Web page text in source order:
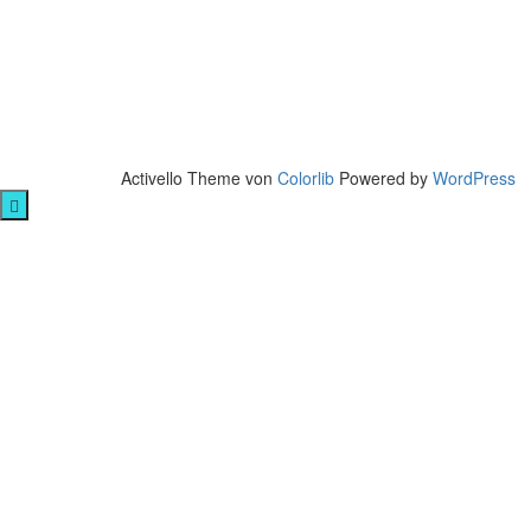
Activello Theme von Colorlib Powered by WordPress